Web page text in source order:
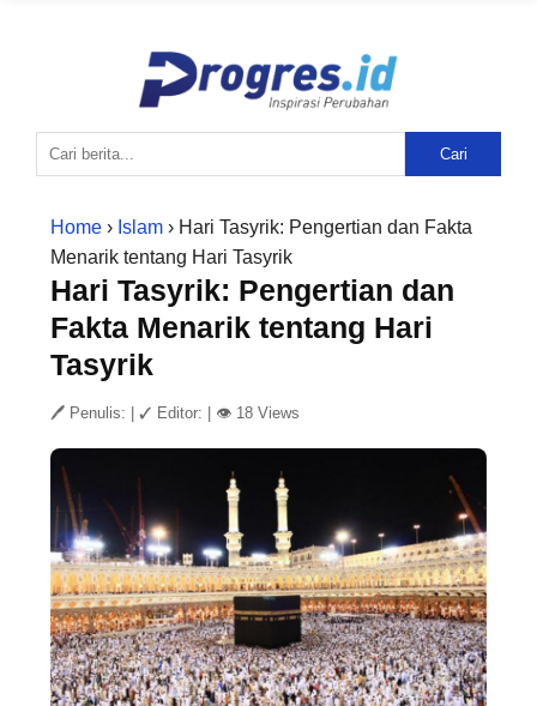
Cari
Home › Islam › Hari Tasyrik: Pengertian dan Fakta
Menarik tentang Hari Tasyrik
Hari Tasyrik: Pengertian dan
Fakta Menarik tentang Hari
Tasyrik
🖊 Penulis: ✓ Editor: 👁 18 Views